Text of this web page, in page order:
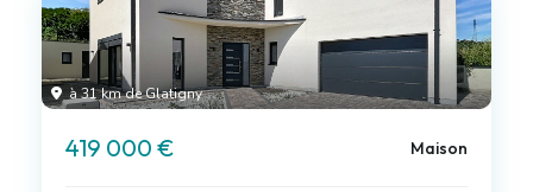
à 31 km de Glatigny
419 000 € Maison